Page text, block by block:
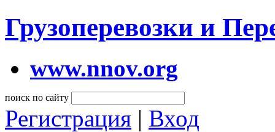
Грузоперевозки и
www.nnov.org
поиск по сайту
Регистрация | Вход